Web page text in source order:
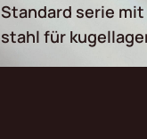
Standard serie
stahl für